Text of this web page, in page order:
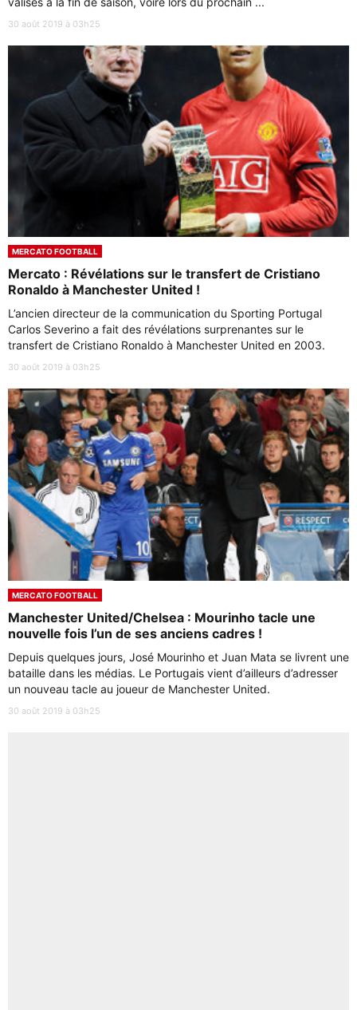
30 août 2019 à 03h25
MERCATO FOOTBALL
Mercato : Révélations sur le transfert de Cristiano
Ronaldo à Manchester United !
L’ancien directeur de la communication du Sporting Portugal
Carlos Severino a fait des révélations surprenantes sur le
transfert de Cristiano Ronaldo à Manchester United en 2003.
30 août 2019 à 03h25
MERCATO FOOTBALL
Manchester United/Chelsea : Mourinho tacle une
nouvelle fois l’un de ses anciens cadres !
Depuis quelques jours, José Mourinho et Juan Mata se livrent une
bataille dans les médias. Le Portugais vient d’ailleurs d’adresser
un nouveau tacle au joueur de Manchester United.
30 août 2019 à 03h25